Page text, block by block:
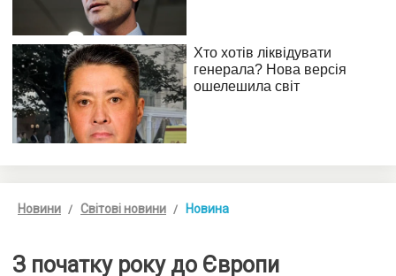
Новини Світові новини Новина
З початку року до Європи